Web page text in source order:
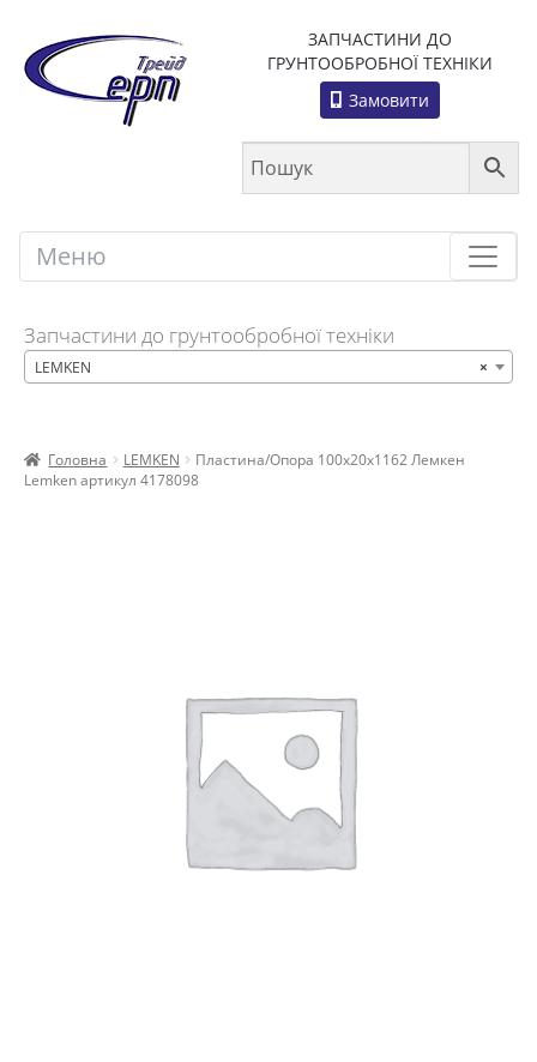
ЗАПЧАСТИНИ ДО
ГРУНТООБРОБНОЇ ТЕХНІКИ
Замовити
Меню Меню
Запчастини до грунтообробної техніки
×
LEMKEN
Головна LEMKEN
Пластина/Опора 100x20x1162 Лемкен
Lemken артикул 4178098